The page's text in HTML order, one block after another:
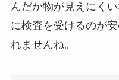
んだか物が見えにく
に検査を受けるのが
れませんね。